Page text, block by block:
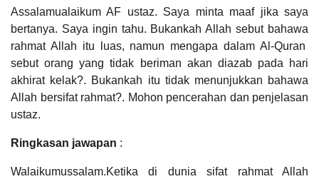
Assalamualaikum AF ustaz. Saya minta maaf jika saya
bertanya. Saya ingin tahu. Bukankah Allah sebut bahawa
rahmat Allah itu luas, namun mengapa dalam Al-Quran
sebut orang yang tidak beriman akan diazab pada hari
akhirat kelak?. Bukankah itu tidak menunjukkan bahawa
Allah bersifat rahmat?. Mohon pencerahan dan penjelasan
ustaz.
Ringkasan jawapan :
Walaikumussalam.Ketika di dunia sifat rahmat Allah